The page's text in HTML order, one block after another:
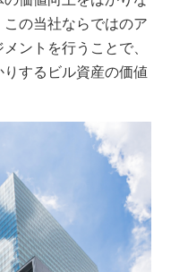
の当社ならではのア
ントを行うことで、
するビル資産の価値